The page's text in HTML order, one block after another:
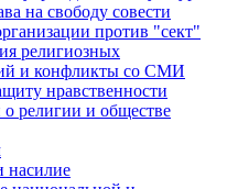
на свободу совести
против "сект"
религиозных
и конфликты со СМИ
нравственности
о религии и обществе
насилие